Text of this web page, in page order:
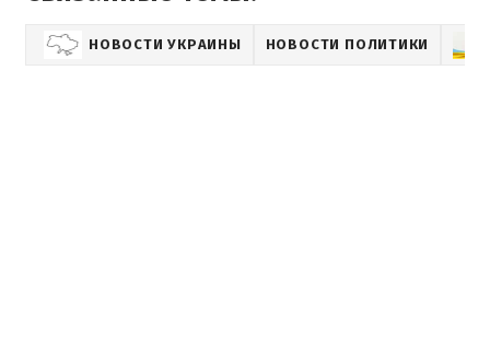
НОВОСТИ УКРАИНЫ НОВОСТИ ПОЛИТИКИ